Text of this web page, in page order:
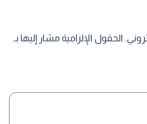
الحقول الإلزامية مشار إليها بـ